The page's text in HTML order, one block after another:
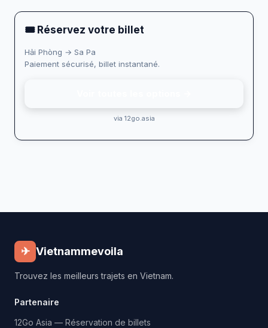
🎟 Réservez votre billet
Hải Phòng → Sa Pa
Paiement sécurisé, billet instantané.
via 12go.asia
✈ Vietnammevoila
Trouvez les meilleurs trajets en Vietnam.
Partenaire
12Go Asia — Réservation de billets